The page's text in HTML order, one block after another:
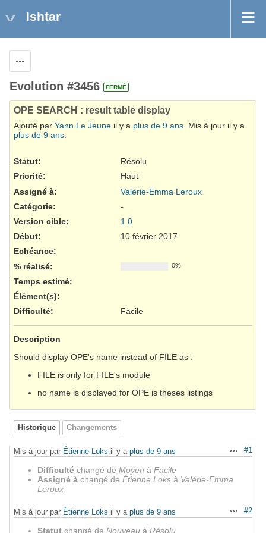
Ishtar
Evolution #3456 FERMÉ
OPE SEARCH : result table display
Ajouté par Yann Le Jeune il y a plus de 9 ans. Mis à jour il y a
plus de 9 ans.
Statut:
Résolu
Priorité:
Haut
Assigné à:
Valérie-Emma Leroux
Catégorie:
-
Version cible:
1.0
Début:
10 février 2017
Echéance:
% réalisé:
0%
Temps estimé:
Élément(s):
Difficulté: Facile
Description
Should display OPE's name instead of FILE as :
FILE is only for FILE's module
no name is displayed for OPE is theses listings
Historique Changements
Actions
#1
Mis à jour par Étienne Loks il y a plus de 9 ans
Difficulté changé de Moyen à Facile
Assigné à changé de Étienne Loks à Valérie-Emma
Leroux
Actions
#2
Mis à jour par Étienne Loks il y a plus de 9 ans
Statut changé de Nouveau à Résolu